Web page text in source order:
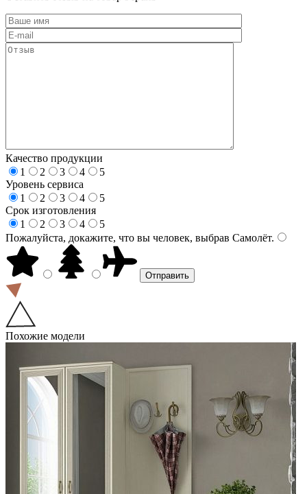
Качество продукции
1
2 3 4
5
Уровень сервиса
1
2 3 4
5
Срок изготовления
1
2 3 4
5
Пожалуйста, докажите, что вы человек, выбрав Самолёт.
Похожие модели